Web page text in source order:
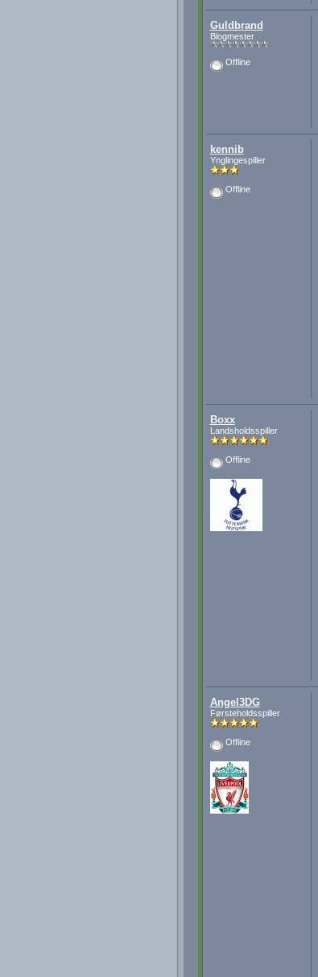
Guldbrand
Blogmester
Offline
kennib
Ynglingespiller
Offline
Boxx
Landsholdsspiller
Offline
Angel3DG
Førsteholdsspiller
Offline